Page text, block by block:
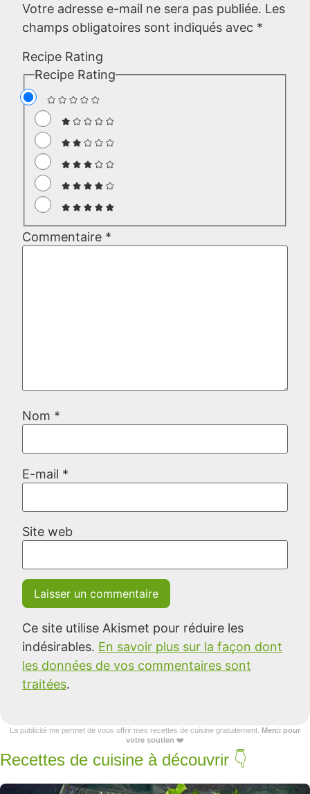
Votre adresse e-mail ne sera pas publiée. Les
champs obligatoires sont indiqués avec *
Recipe Rating
Recipe Rating
Commentaire *
Nom *
E-mail *
Site web
Ce site utilise Akismet pour réduire les
indésirables. En savoir plus sur la façon dont
les données de vos commentaires sont
traitées.
La publicité me permet de vous offrir mes recettes de cuisine gratuitement. Merci pour
votre soutien ❤️
Recettes de cuisine à découvrir 👇